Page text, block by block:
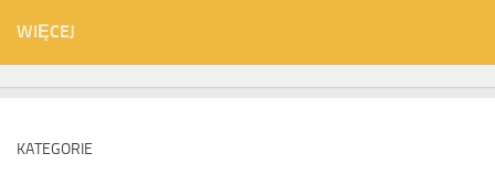
WIĘCEJ
KATEGORIE